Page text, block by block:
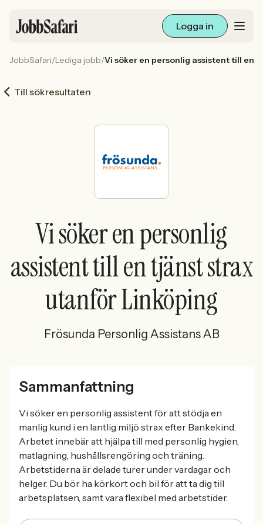
Logga in
Arbetsliv och karriär
För arbetsgivare
Sök med AI
Ny här? Skapa konto
JobbSafari/Lediga jobb/Vi söker en personlig assistent till en
Till sökresultaten
Vi söker en personlig
assistent till en tjänst strax
utanför Linköping
Frösunda Personlig Assistans AB
Sammanfattning
Vi söker en personlig assistent för att stödja en
manlig kund i en lantlig miljö strax efter Bankekind.
Arbetet innebär att hjälpa till med personlig hygien,
matlagning, hushållsrengöring och träning.
Arbetstiderna är delade turer under vardagar och
helger. Du bör ha körkort och bil för att ta dig till
arbetsplatsen, samt vara flexibel med arbetstider.